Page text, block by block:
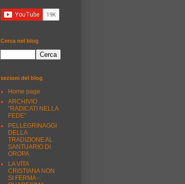
Cerca nel blog
sezioni del blog
Home page
ARCHIVIO
"RADICATI NELLA
FEDE"
PELLEGRINAGGI
DELLA
TRADIZIONE AL
SANTUARIO DI
OROPA
LA VITA
CRISTIANA NON
SI FERMA -